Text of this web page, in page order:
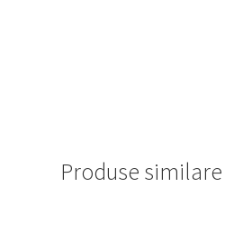
Produse similare